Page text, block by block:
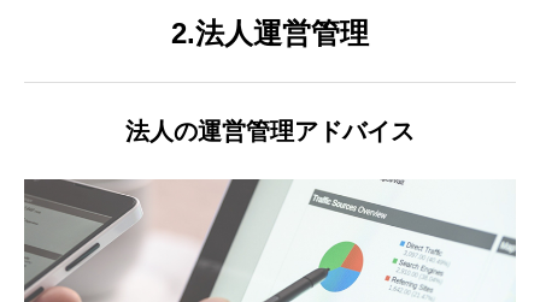
2.法人運営管理
法人の運営管理アドバイス